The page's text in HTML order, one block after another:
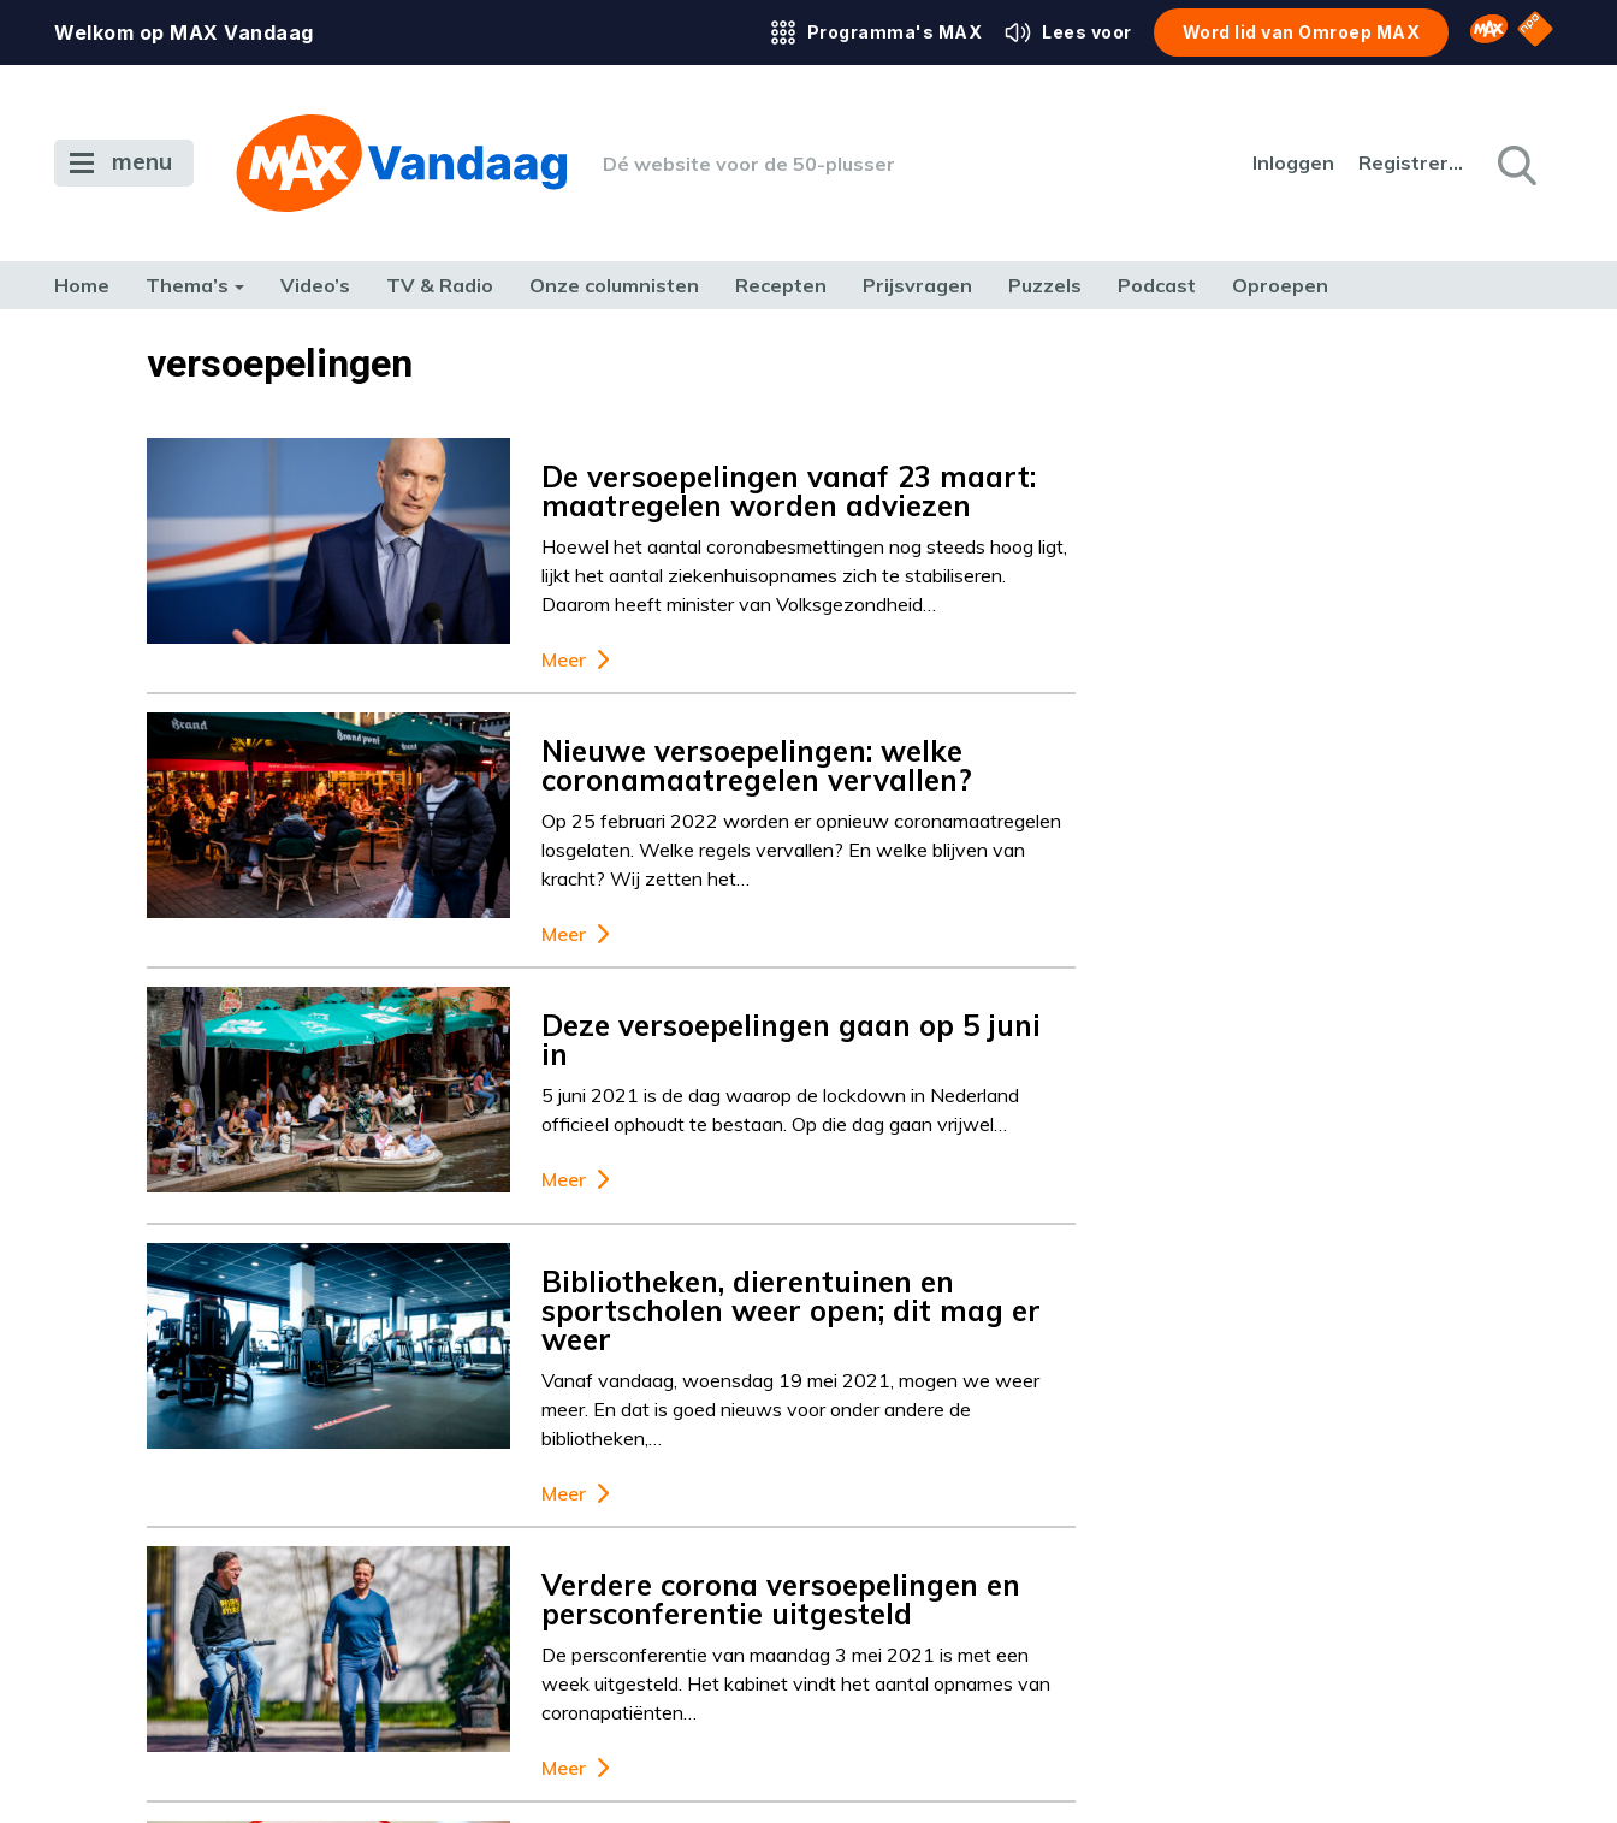
Welkom op MAX Vandaag Programma's MAX Lees voor Word lid van Omroep MAX Omroep MAX
NPO
menu Dé website voor de 50-plusser Inloggen Registreren
Home Thema’s Video’s TV & Radio Onze columnisten Recepten Prijsvragen Puzzels Podcast Oproepen
TERUG NAAR TOENversoepelingen
De versoepelingen vanaf 23 maart:
maatregelen worden adviezen
Hoewel het aantal coronabesmettingen nog steeds hoog ligt,
lijkt het aantal ziekenhuisopnames zich te stabiliseren.
Daarom heeft minister van Volksgezondheid…
Meer
Nieuwe versoepelingen: welke
coronamaatregelen vervallen?
Op 25 februari 2022 worden er opnieuw coronamaatregelen
losgelaten. Welke regels vervallen? En welke blijven van
kracht? Wij zetten het…
Meer
Deze versoepelingen gaan op 5 juni
in
5 juni 2021 is de dag waarop de lockdown in Nederland
officieel ophoudt te bestaan. Op die dag gaan vrijwel…
Meer
Bibliotheken, dierentuinen en
sportscholen weer open; dit mag er
weer
Vanaf vandaag, woensdag 19 mei 2021, mogen we weer
meer. En dat is goed nieuws voor onder andere de
bibliotheken,…
Meer
Verdere corona versoepelingen en
persconferentie uitgesteld
De persconferentie van maandag 3 mei 2021 is met een
week uitgesteld. Het kabinet vindt het aantal opnames van
coronapatiënten…
Meer